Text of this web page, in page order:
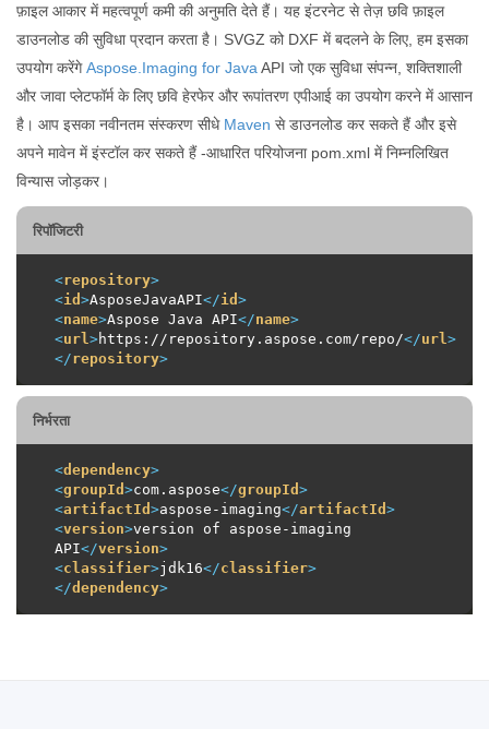
फ़ाइल आकार में महत्वपूर्ण कमी की अनुमति देते हैं। यह इंटरनेट से तेज़ छवि फ़ाइल
डाउनलोड की सुविधा प्रदान करता है। SVGZ को DXF में बदलने के लिए, हम इसका
उपयोग करेंगेAspose.Imaging for Java API जो एक सुविधा संपन्न, शक्तिशाली
और जावा प्लेटफॉर्म के लिए छवि हेरफेर और रूपांतरण एपीआई का उपयोग करने में आसान
है। आप इसका नवीनतम संस्करण सीधे Maven से डाउनलोड कर सकते हैं और इसे
अपने मावेन में इंस्टॉल कर सकते हैं -आधारित परियोजना pom.xml में निम्नलिखित
विन्यास जोड़कर।
रिपॉजिटरी
<repository>
<id >AsposeJavaAPI</id >
<name>Aspose Java API</name>
<url >https://repository.aspose.com/repo/</url >
</repository>
निर्भरता
<dependency>
<groupId >com.aspose</groupId >
<artifactId >aspose-imaging</artifactId >
<version>version of aspose-imaging
API</version>
<classifier>jdk16</classifier>
</dependency>